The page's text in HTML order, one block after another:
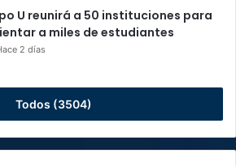
U reunirá a 50 instituciones para
a miles de estudiantes
2 días
Todos (3504)